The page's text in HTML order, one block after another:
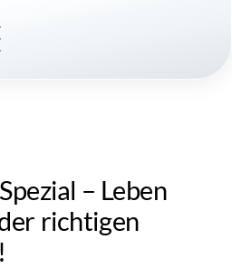
Spezial – Leben
richtigen